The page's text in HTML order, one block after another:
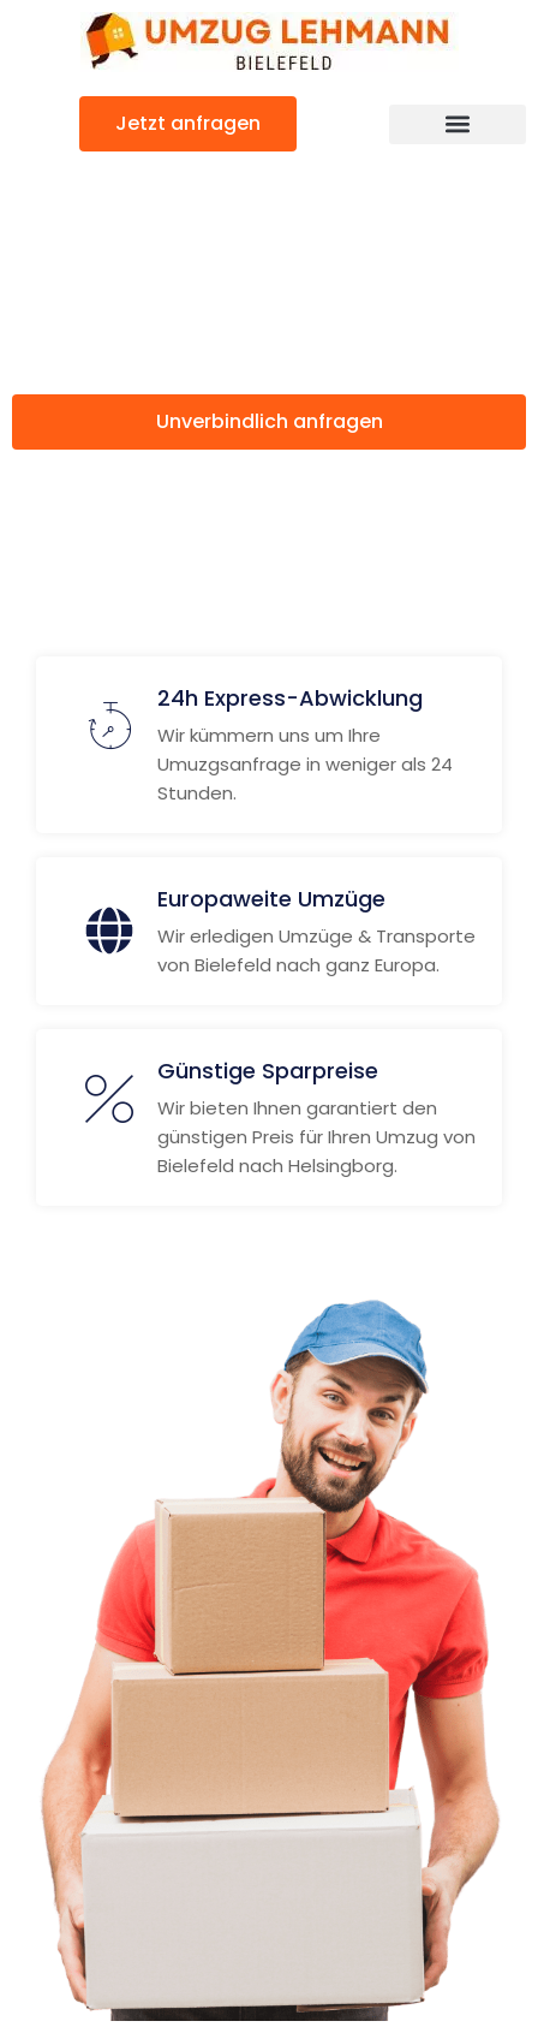
Jetzt anfragen
Unverbindlich anfragen
24h Express-Abwicklung
Wir kümmern uns um Ihre
Umuzgsanfrage in weniger als 24
Stunden.
Europaweite Umzüge
Wir erledigen Umzüge & Transporte
von Bielefeld nach ganz Europa.
Günstige Sparpreise
Wir bieten Ihnen garantiert den
günstigen Preis für Ihren Umzug von
Bielefeld nach Helsingborg.